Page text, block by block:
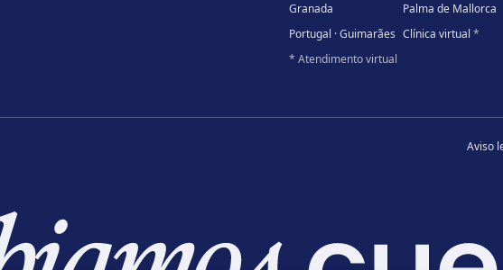
Granada
Palma de Mallorca
Portugal · Guimarães Clínica virtual *
* Atendimento virtual
Aviso